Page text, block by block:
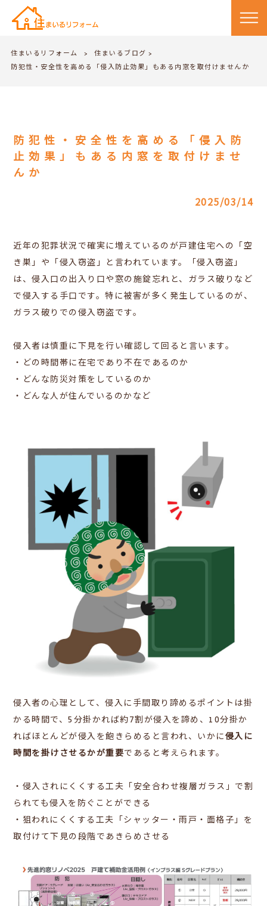
住まいるリフォーム > 住まいるブログ >
防犯性・安全性を高める「侵入防止効果」もある内窓を取付けませんか
防犯性・安全性を高める「侵入防
止効果」もある内窓を取付けませ
んか
2025/03/14
近年の犯罪状況で確実に増えているのが戸建住宅への「空
き巣」や「侵入窃盗」と言われています。「侵入窃盗」
は、侵入口の出入り口や窓の施錠忘れと、ガラス破りなど
で侵入する手口です。特に被害が多く発生しているのが、
ガラス破りでの侵入窃盗です。
侵入者は慎重に下見を行い確認して回ると言います。
・どの時間帯に在宅であり不在であるのか
・どんな防災対策をしているのか
・どんな人が住んでいるのかなど
侵入者の心理として、侵入に手間取り諦めるポイントは掛
かる時間で、5分掛かれば約7割が侵入を諦め、10分掛か
ればほとんどが侵入を飽きらめると言われ、いかに侵入に
時間を掛けさせるかが重要であると考えられます。
・侵入されにくくする工夫「安全合わせ複層ガラス」で割
られても侵入を防ぐことができる
・狙われにくくする工夫「シャッター・雨戸・面格子」を
取付けて下見の段階であきらめさせる